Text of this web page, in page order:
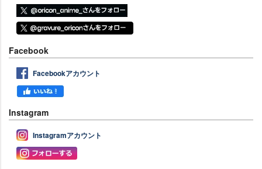
Facebook
Facebookアカウント
Instagram
Instagramアカウント